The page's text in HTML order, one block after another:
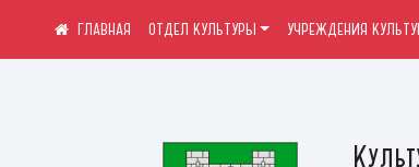
ОТДЕЛ КУЛЬТУРЫ УЧРЕЖДЕНИЯ